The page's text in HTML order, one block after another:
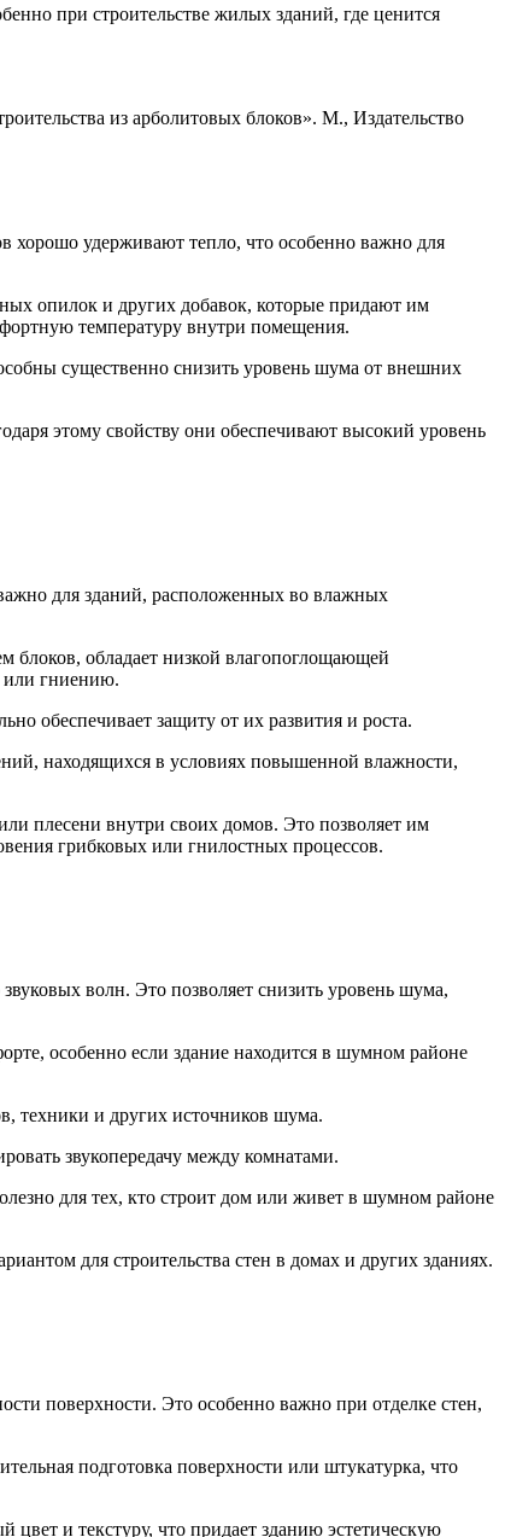
при строительстве жилых зданий, где ценится
из арболитовых блоков». М., Издательство
хорошо удерживают тепло, что особенно важно для
опилок и других добавок, которые придают им
температуру внутри помещения.
существенно снизить уровень шума от внешних
этому свойству они обеспечивают высокий уровень
для зданий, расположенных во влажных
блоков, обладает низкой влагопоглощающей
или гниению.
обеспечивает защиту от их развития и роста.
находящихся в условиях повышенной влажности,
плесени внутри своих домов. Это позволяет им
грибковых или гнилостных процессов.
волн. Это позволяет снизить уровень шума,
особенно если здание находится в шумном районе
техники и других источников шума.
звукопередачу между комнатами.
для тех, кто строит дом или живет в шумном районе
для строительства стен в домах и других зданиях.
поверхности. Это особенно важно при отделке стен,
подготовка поверхности или штукатурка, что
и текстуру, что придает зданию эстетическую